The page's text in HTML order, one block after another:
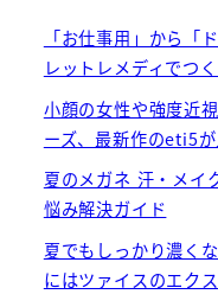
「お仕事用」から
レットレメディでつ
小顔の女性や強度近
ーズ、最新作のeti5
夏のメガネ 汗・メイ
悩み解決ガイド
夏でもしっかり濃く
にはツァイスのエク